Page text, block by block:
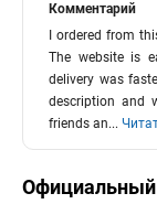
Комментарий
I ordered from
The website is
delivery was
description and
friends an...